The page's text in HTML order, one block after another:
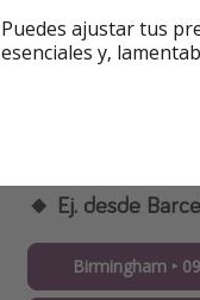
Tetuán ‣
🔸 Ej. desde
Birmingham ‣
Puedes ajustar tus
esenciales y,